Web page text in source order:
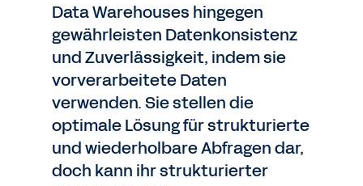
Data Warehouses hingegen
gewährleisten Datenkonsistenz
und Zuverlässigkeit, indem sie
vorverarbeitete Daten
verwenden. Sie stellen die
optimale Lösung für strukturierte
und wiederholbare Abfragen dar,
doch kann ihr strukturierter